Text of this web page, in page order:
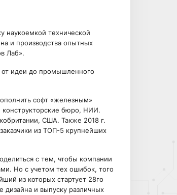
наукоемкой технической
и производства опытных
Лаб».
от идеи до промышленного
софт «железным»
конструкторские бюро, НИИ.
США. Также 2018 г.
из ТОП-5 крупнейших
с тем, чтобы компании
Но с учетом тех ошибок, того
из которых стартует 28го
дизайна и выпуску различных